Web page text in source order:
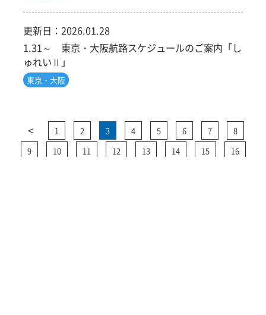
更新日： 2026.01.28
1.31～ 東京・大阪航路スケジュールのご案内「し
ゅれいⅡ」
東京・大阪
< 1 2 3 4 5 6 7
8
9
10 11 12 13 14 15
16